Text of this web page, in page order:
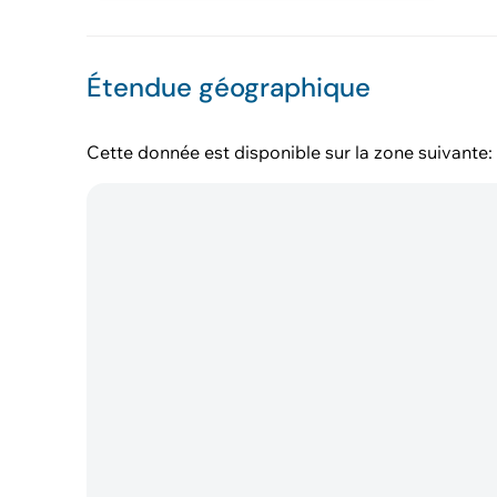
Étendue géographique
Cette donnée est disponible sur la zone suivante: